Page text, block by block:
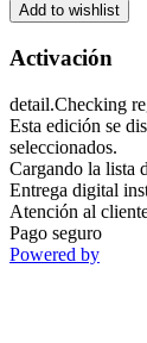
Add to wishlist
Activación
detail.Checking
Esta edición se
seleccionados.
Cargando la lista
Entrega digital
Atención al
Pago seguro
Powered by